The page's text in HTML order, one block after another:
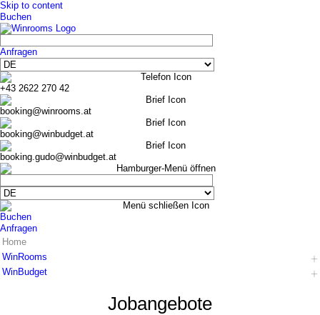
Skip to content
Buchen
Anfragen
+43 2622 270 42
booking@winrooms.at
booking@winbudget.at
booking.gudo@winbudget.at
Buchen
Anfragen
Home
WinRooms
Hotel
WinBudget
Zimmer Wiener NeustadtJobangebote